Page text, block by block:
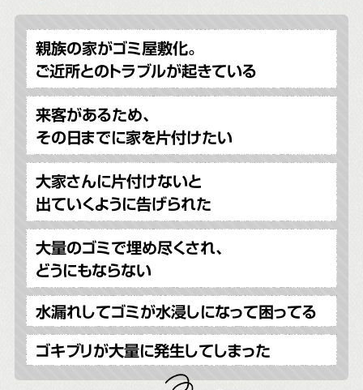
親族の家がゴミ屋敷化。
ご近所とのトラブルが起きている
来客があるため、
その日までに家を片付けたい
大家さんに片付けないと
出ていくように告げられた
大量のゴミで埋め尽くされ、
どうにもならない
水漏れしてゴミが水浸しになって困ってる
ゴキブリが大量に発生してしまった